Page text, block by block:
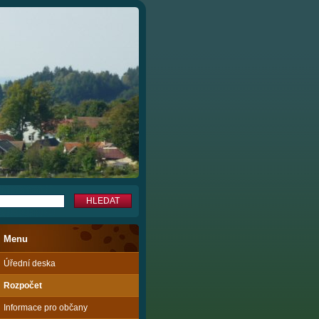
Menu
Úřední deska
Rozpočet
Informace pro občany